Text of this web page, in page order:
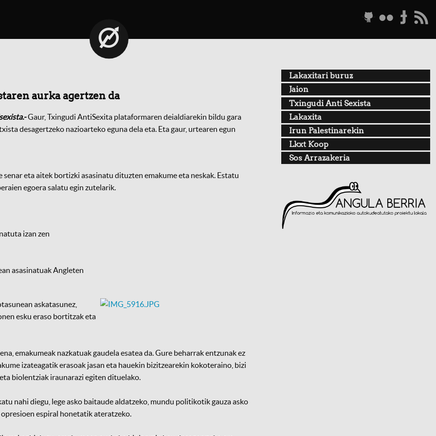
g f t r
aurka agertzen da
Gaur, Txingudi AntiSexita plataformaren deialdiarekin bildu gara
desagertzeko nazioarteko eguna dela eta. Eta gaur, urtearen egun
eta aitek bortizki asasinatu dituzten emakume eta neskak. Estatu
egoera salatu egin zutelarik.
izan zen
asasinatuak Angleten
askatasunez,
esku eraso bortitzak eta
emakumeak nazkatuak gaudela esatea da. Gure beharrak entzunak ez
izateagatik erasoak jasan eta hauekin bizitzearekin kokoteraino, bizi
biolentziak iraunarazi egiten dituelako.
nahi diegu, lege asko baitaude aldatzeko, mundu politikotik gauza asko
espiral honetatik ateratzeko.
Lakaxitari buruz
Jaion
Txingudi Anti Sexista
Lakaxita
Irun Palestinarekin
Lkxt Koop
Sos Arrazakeria